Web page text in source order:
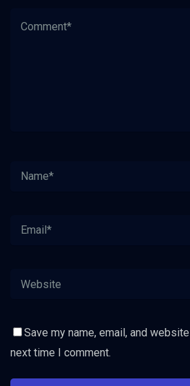
Save my name, email, and
next time I comment.